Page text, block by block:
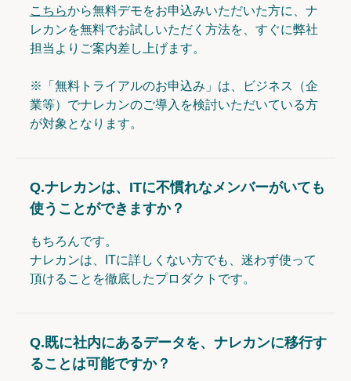
こちらから無料デモをお申込みいただいた方に、ナ
レカンを無料でお試しいただく方法を、すぐに弊社
担当よりご案内差し上げます。
※「無料トライアルのお申込み」は、ビジネス（企
業等）でナレカンのご導入を検討いただいている方
が対象となります。
Q.ナレカンは、ITに不慣れなメンバーがいても
使うことができますか？
もちろんです。
ナレカンは、ITに詳しくない方でも、迷わず使って
頂けることを徹底したプロダクトです。
Q.既に社内にあるデータを、ナレカンに移行す
ることは可能ですか？